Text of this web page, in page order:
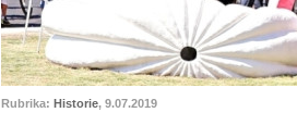
Rubrika: Historie, 9.07.2019